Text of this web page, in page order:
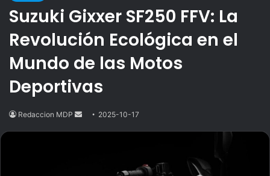
Suzuki Gixxer SF250 FFV: La
Revolución Ecológica en el
Mundo de las Motos
Deportivas
Redaccion MDP
Send2025-10-17